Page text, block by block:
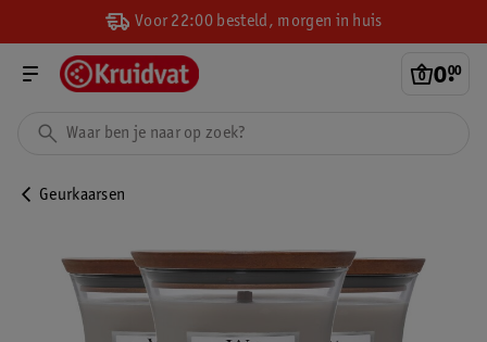
Voor 22:00 besteld, morgen in huis
0.
00
Geurkaarsen